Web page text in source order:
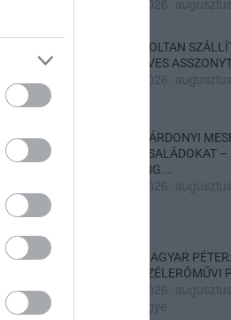
2026.
HOLTAN
ÉVES
2026.
GÁRDONYI
CSALÁDOKAT
ING...
2026.
MAGYAR
SZÉLERŐMŰVI
2026.
ügye